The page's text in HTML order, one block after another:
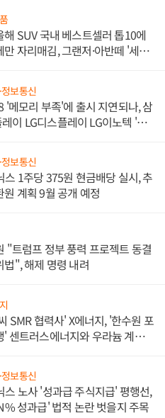
해 SUV 국내 베스트셀러 톱10에
만 자리매김, 그랜저·아반떼 '세단
정보통신
'메모리 부족'에 출시 지연되나, 삼
이 LG디스플레이 LG이노텍 '탈
정보통신
스 1주당 375원 현금배당 실시, 추
원 계획 9월 공개 예정
"트럼프 정부 풍력 프로젝트 동결
법", 해제 명령 내려
SMR 협력사' X에너지, '한수원 포
' 센트러스에너지와 우라늄 계약
정보통신
스 노사 '성과급 주식지급' 평행선,
성과급' 법적 논란 벗을지 주목